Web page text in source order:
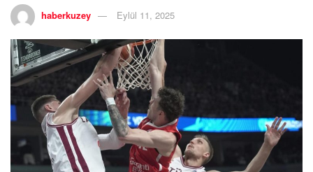
haberkuzey Eylül 11, 2025